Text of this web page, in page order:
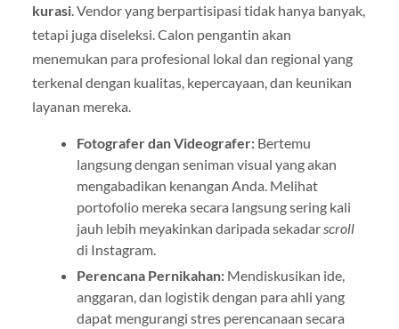
kurasi. Vendor yang berpartisipasi tidak hanya banyak,
tetapi juga diseleksi. Calon pengantin akan
menemukan para profesional lokal dan regional yang
terkenal dengan kualitas, kepercayaan, dan keunikan
layanan mereka.
Fotografer dan Videografer:Bertemu
langsung dengan seniman visual yang akan
mengabadikan kenangan Anda. Melihat
portofolio mereka secara langsung sering kali
jauh lebih meyakinkan daripada sekadarscroll
di Instagram.
Perencana Pernikahan:Mendiskusikan ide,
anggaran, dan logistik dengan para ahli yang
dapat mengurangi stres perencanaan secara